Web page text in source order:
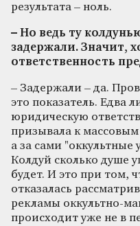
результата – ноль.
– Но ведь ту
задержали. Значит,
ответственность
– Задержали – да.
это показатель. Едва
юридическую
призывала к
а за сами "оккультные
Колдуй сколько душе
будет. И это при том,
отказалась
рекламы
происходит уже не в